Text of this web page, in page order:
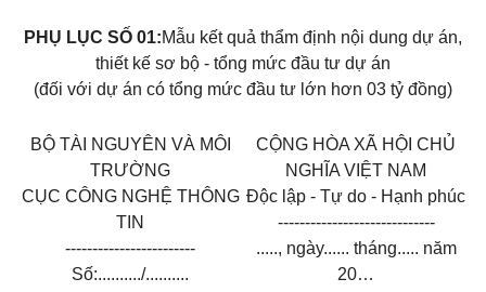
PHỤ LỤC SỐ 01:Mẫu kết quả thẩm định nội dung dự án,
thiết kế sơ bộ - tổng mức đầu tư dự án
(đối với dự án có tổng mức đầu tư lớn hơn 03 tỷ đồng)
BỘ TÀI NGUYÊN VÀ MÔI
TRƯỜNG
CỤC CÔNG NGHỆ THÔNG
TIN
------------------------
Số:........../..........
CỘNG HÒA XÃ HỘI CHỦ
NGHĨA VIỆT NAM
Độc lập - Tự do - Hạnh phúc
-----------------------------
....., ngày...... tháng..... năm
20…